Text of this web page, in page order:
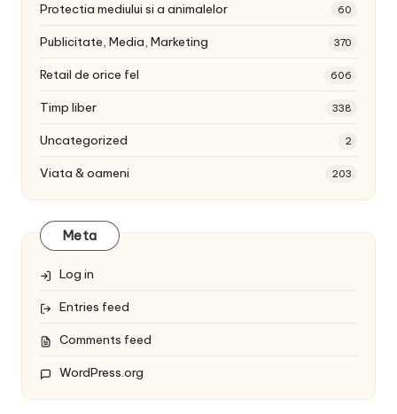
Protectia mediului si a animalelor 60
Publicitate, Media, Marketing 370
Retail de orice fel 606
Timp liber 338
Uncategorized 2
Viata & oameni 203
Meta
Log in
Entries feed
Comments feed
WordPress.org